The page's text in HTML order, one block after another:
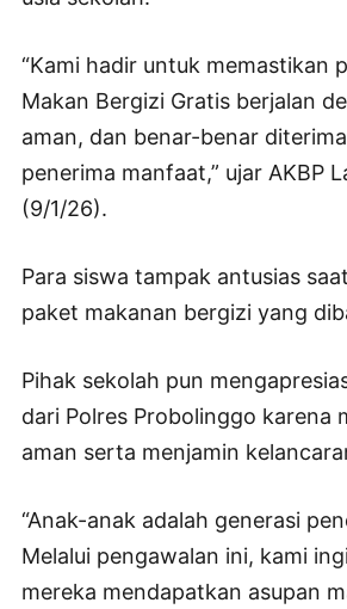
“Kami hadir untuk memastikan
Makan Bergizi Gratis berjalan
aman, dan benar-benar
penerima manfaat,” ujar AKBP
(9/1/26).
Para siswa tampak antusias
paket makanan bergizi yang
Pihak sekolah pun
dari Polres Probolinggo karena
aman serta menjamin
“Anak-anak adalah generasi
Melalui pengawalan ini, kami
mereka mendapatkan asupan